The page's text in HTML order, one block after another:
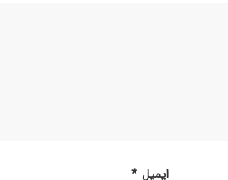
ایمیل *